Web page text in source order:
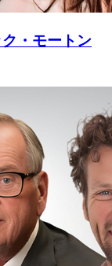
・モートン